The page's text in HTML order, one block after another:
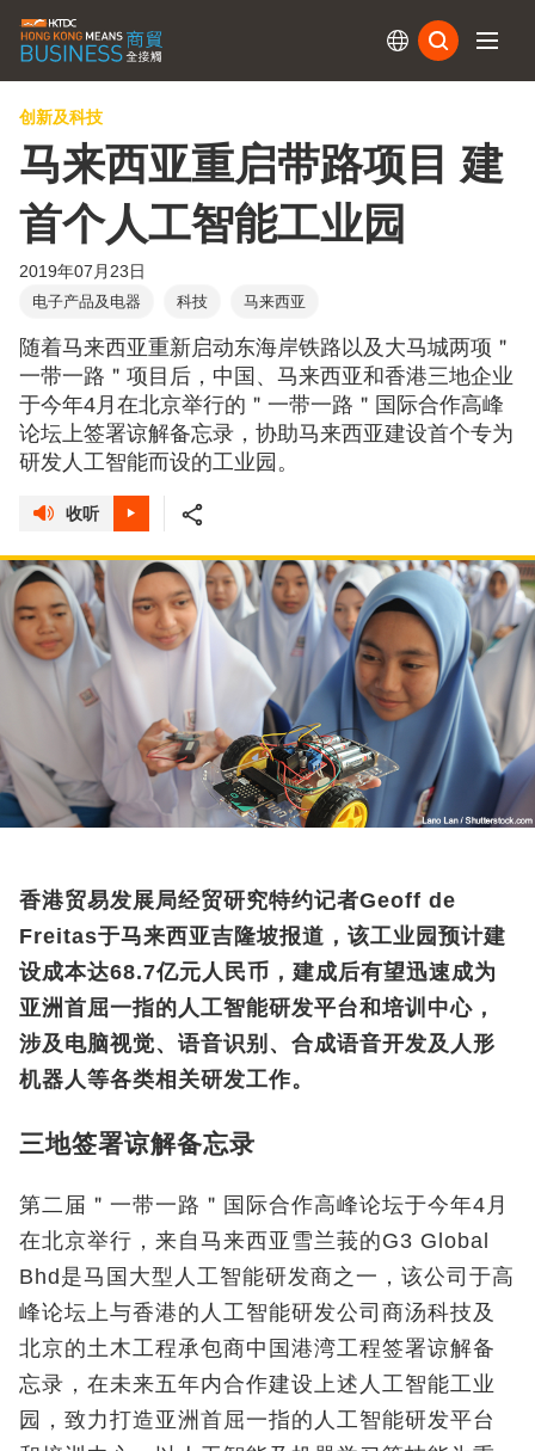
创新及科技
马来西亚重启带路项目 建
首个人工智能工业园
2019年07月23日
电子产品及电器 科技 马来西亚
随着马来西亚重新启动东海岸铁路以及大马城两项＂
一带一路＂项目后，中国、马来西亚和香港三地企业
于今年4月在北京举行的＂一带一路＂国际合作高峰
论坛上签署谅解备忘录，协助马来西亚建设首个专为
研发人工智能而设的工业园。
收听
香港贸易发展局经贸研究特约记者Geoff de
Freitas于马来西亚吉隆坡报道，该工业园预计建
设成本达68.7亿元人民币，建成后有望迅速成为
亚洲首屈一指的人工智能研发平台和培训中心，
涉及电脑视觉、语音识别、合成语音开发及人形
机器人等各类相关研发工作。
三地签署谅解备忘录
第二届＂一带一路＂国际合作高峰论坛于今年4月
在北京举行，来自马来西亚雪兰莪的G3 Global
Bhd是马国大型人工智能研发商之一，该公司于高
峰论坛上与香港的人工智能研发公司商汤科技及
北京的土木工程承包商中国港湾工程签署谅解备
忘录，在未来五年内合作建设上述人工智能工业
园，致力打造亚洲首屈一指的人工智能研发平台